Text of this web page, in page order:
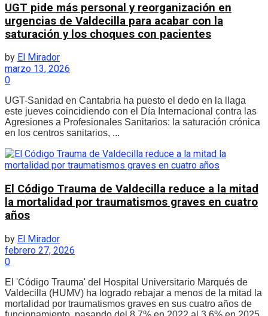
UGT pide más personal y reorganización en
urgencias de Valdecilla para acabar con la
saturación y los choques con pacientes
by El Mirador
marzo 13, 2026
0
UGT-Sanidad en Cantabria ha puesto el dedo en la llaga
este jueves coincidiendo con el Día Internacional contra las
Agresiones a Profesionales Sanitarios: la saturación crónica
en los centros sanitarios, ...
El Código Trauma de Valdecilla reduce a la mitad
la mortalidad por traumatismos graves en cuatro
años
by El Mirador
febrero 27, 2026
0
El 'Código Trauma' del Hospital Universitario Marqués de
Valdecilla (HUMV) ha logrado rebajar a menos de la mitad la
mortalidad por traumatismos graves en sus cuatro años de